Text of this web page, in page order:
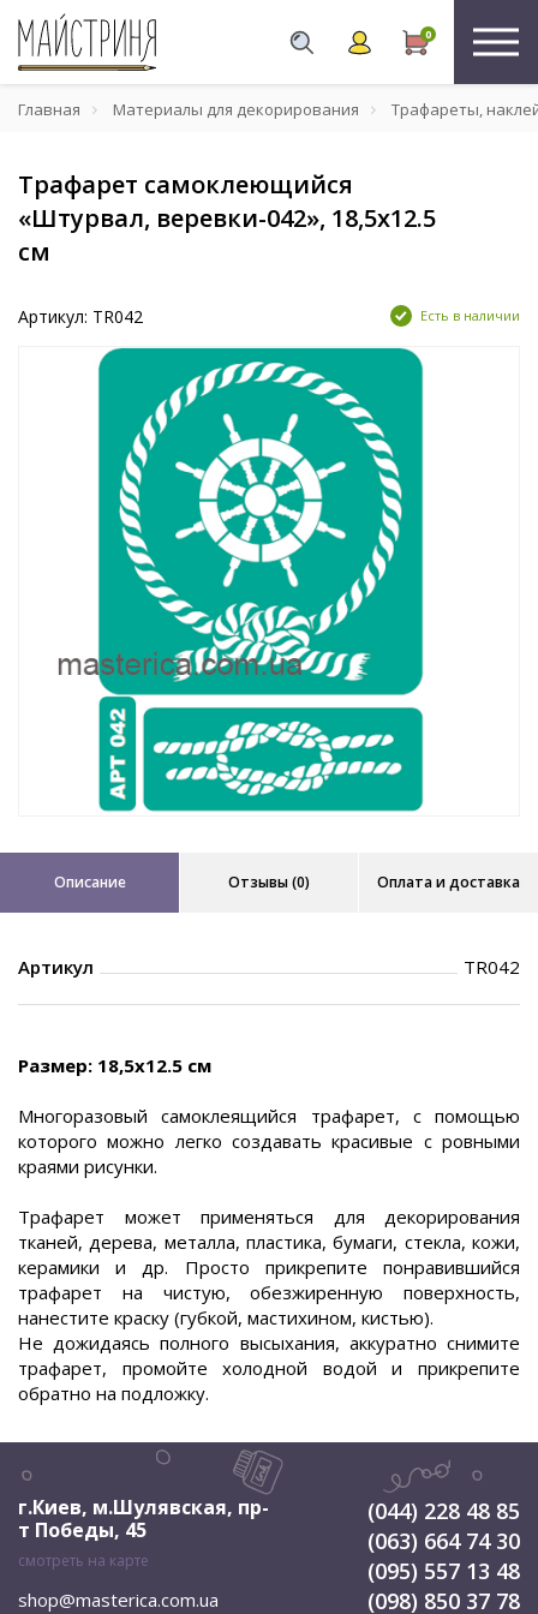
0
Главная Материалы для декорирования Трафареты,
Трафарет самоклеющийся
«Штурвал, веревки-042», 18,5х12.5
см
Артикул: TR042 Есть в наличии
Описание Отзывы (0) Оплата и доставка
Артикул TR042
Размер: 18,5х12.5 см
Многоразовый самоклеящийся трафарет, с помощью
которого можно легко создавать красивые с ровными
краями рисунки.
Трафарет может применяться для декорирования
тканей, дерева, металла, пластика, бумаги, стекла, кожи,
керамики и др. Просто прикрепите понравившийся
трафарет на чистую, обезжиренную поверхность,
нанестите краску (губкой, мастихином, кистью).
Не дожидаясь полного высыхания, аккуратно снимите
трафарет, промойте холодной водой и прикрепите
обратно на подложку.
г.Киев, м.Шулявская, пр-
т Победы, 45
смотреть на карте
shop@masterica.com.ua
(044) 228 48 85
(063) 664 74 30
(095) 557 13 48
(098) 850 37 78